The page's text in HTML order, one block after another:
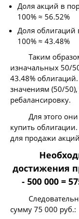
Доля акций в
100% ≈ 56.52%
Доля облигаций
100% ≈ 43.48%
Таким
изначальных 50/
43.48%
значениям (50/
ребалансировку.
Для этого
купить
для продажи
достижения
- 500 000 =
сумму 75 000 руб.: